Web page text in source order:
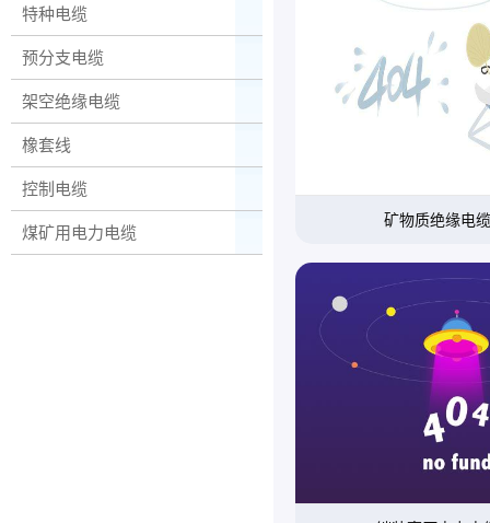
特种电缆
预分支电缆
架空绝缘电缆
橡套线
控制电缆
煤矿用电力电缆
矿物质绝缘电缆